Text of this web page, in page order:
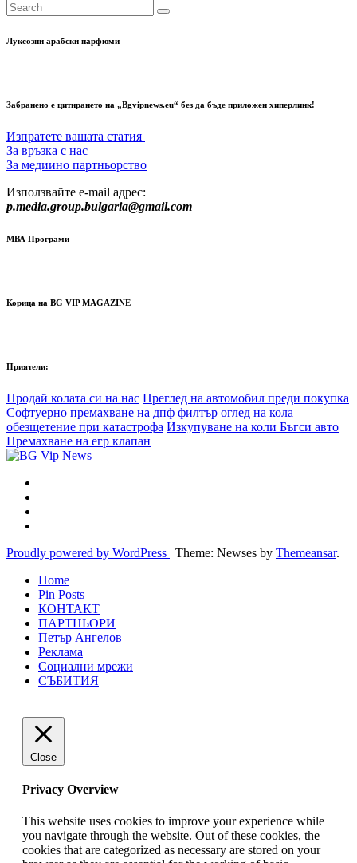
Луксозни арабски парфюми
Забранено е цитирането на „Bgvipnews.eu“ без да бъде приложен хиперлинк!
Изпратете вашата статия
За връзка с нас
За медиино партньорство
Използвайте e-mail адрес:
p.media.group.bulgaria@gmail.com
МВА Програми
Корица на BG VIP MAGAZINE
Приятели:
Продай колата си на нас Преглед на автомобил преди покупка
Софтуерно премахване на дпф филтър оглед на кола
обезщетение при катастрофа Изкупуване на коли Бъгси авто
Премахване на егр клапан
Proudly powered by WordPress | Theme: Newses by Themeansar.
Home
Pin Posts
КОНТАКТ
ПАРТНЬОРИ
Петър Ангелов
Реклама
Социални мрежи
СЪБИТИЯ
Close
Privacy Overview
This website uses cookies to improve your experience while
you navigate through the website. Out of these cookies, the
cookies that are categorized as necessary are stored on your